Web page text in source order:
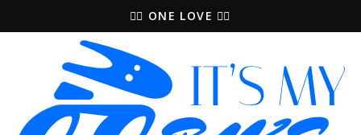
🚵‍♀️ ONE LOVE 🚴‍♀️